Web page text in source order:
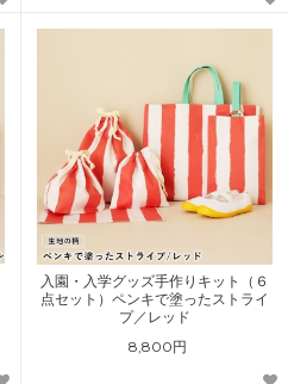
入園・入学グッズ手作りキット（６
点セット）ペンキで塗ったストライ
プ／レッド
8,800円